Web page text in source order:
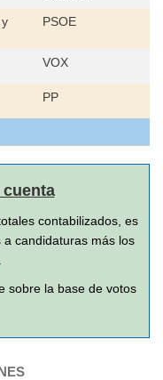
PSOE
VOX
PP
cuenta
contabilizados, es
candidaturas más los
sobre la base de votos